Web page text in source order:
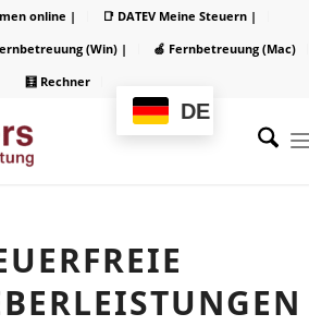
online |
📑 DATEV Meine Steuern |
(Win) |
🍏 Fernbetreuung (Mac)
🧮 Rechner
DE